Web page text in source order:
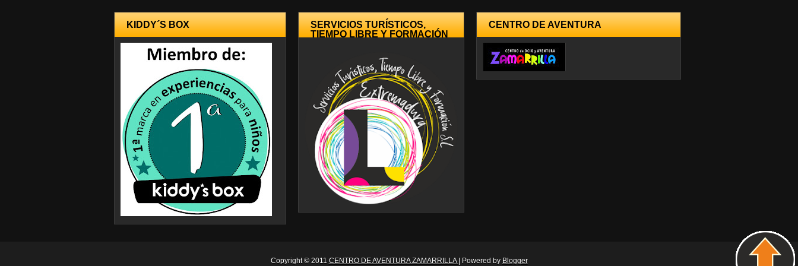
KIDDY´S BOX
SERVICIOS TURÍSTICOS,
TIEMPO LIBRE Y FORMACIÓN
CENTRO DE AVENTURA
Copyright © 2011 CENTRO DE AVENTURA ZAMARRILLA | Powered by Blogger